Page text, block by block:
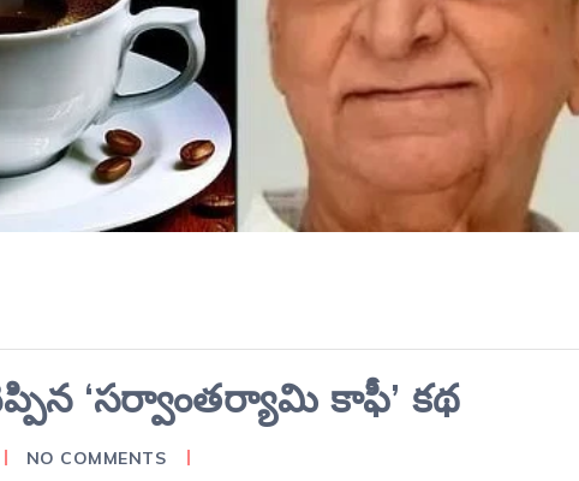
‘సర్వాంతర్యామి కాఫీ’ కథ
NO COMMENTS